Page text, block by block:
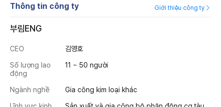
Thông tin công ty Giới thiệu công ty
부림ENG
CEO
김영호
Số lượng lao
động
11 ~ 50 người
Ngành nghề
Gia công kim loại khác